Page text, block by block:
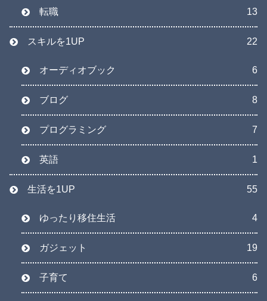
転職 13
スキルを1UP 22
オーディオブック 6
ブログ 8
プログラミング 7
英語 1
生活を1UP 55
ゆったり移住生活 4
ガジェット 19
子育て 6